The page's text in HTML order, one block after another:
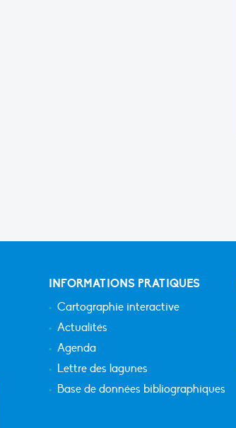
INFORMATIONS PRATIQUES
Cartographie interactive
Actualités
Agenda
Lettre des lagunes
Base de données bibliographiques